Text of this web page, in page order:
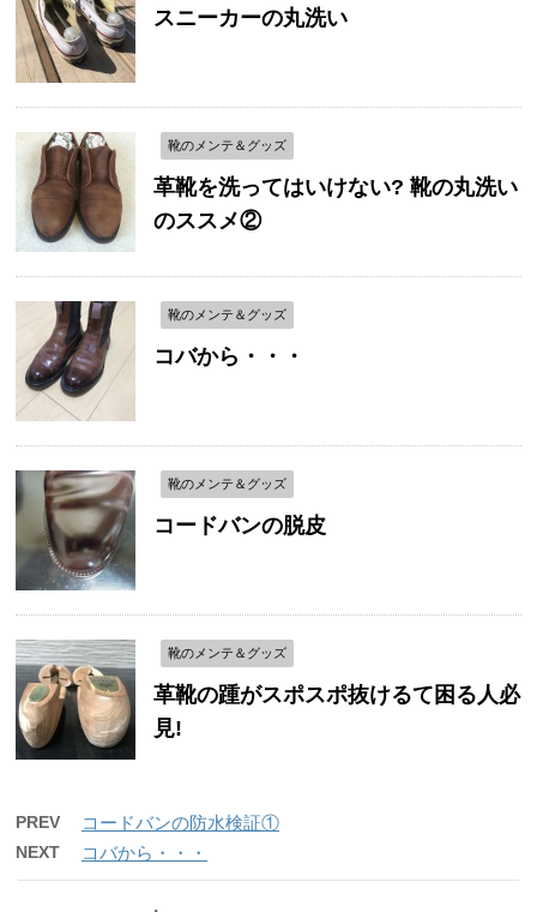
スニーカーの丸洗い
靴のメンテ＆グッズ
革靴を洗ってはいけない? 靴の丸洗い
のススメ②
靴のメンテ＆グッズ
コバから・・・
靴のメンテ＆グッズ
コードバンの脱皮
靴のメンテ＆グッズ
革靴の踵がスポスポ抜けるて困る人必
見!
PREV コードバンの防水検証①
NEXT コバから・・・